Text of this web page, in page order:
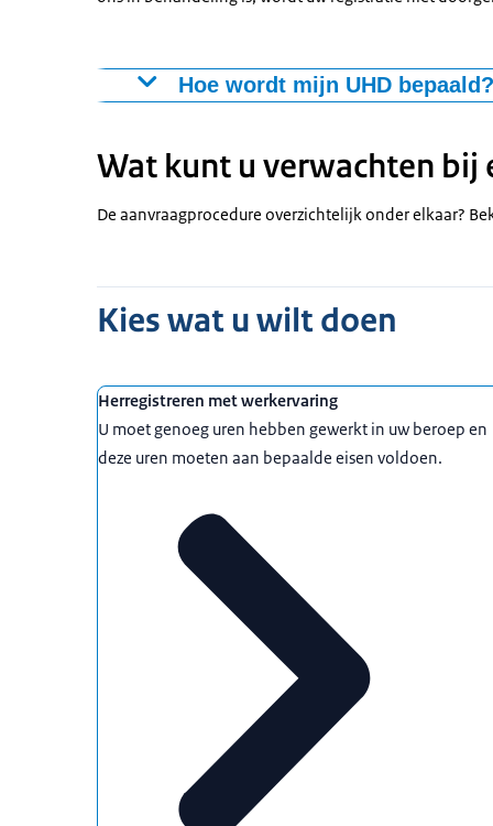
Hoe wordt mijn UHD bepaald?
vastgelegd in het register. U vindt deze
Voorbeeld:
Wat kunt u verwachten bij
De aanvraagprocedure overzichtelijk onder elkaar?
Kies wat u wilt doen
Herregistreren met werkervaring
U moet genoeg uren hebben gewerkt in uw beroep en
deze uren moeten aan bepaalde eisen voldoen.